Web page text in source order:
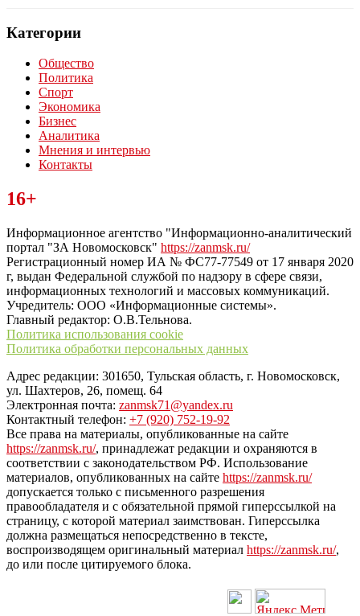
Категории
Общество
Политика
Спорт
Экономика
Бизнес
Аналитика
Мнения и интервью
Контакты
Читайте последние новости дня в Тульской области на сайте
“ЗаНовомосковск”
16+
Информационное агентство "Информационно-аналитический
портал "ЗА Новомосковск" https://zanmsk.ru/
Регистрационный номер ИА № ФС77-77549 от 17 января 2020
г, выдан Федеральной службой по надзору в сфере связи,
информационных технологий и массовых коммуникаций.
Учредитель: ООО «Информационные системы».
Главный редактор: О.В.Тельнова.
Политика использования cookie
Политика обработки персональных данных
Адрес редакции: 301650, Тульская область, г. Новомосковск,
ул. Шахтеров, 26, помещ. 64
Электронная почта: zanmsk71@yandex.ru
Контактный телефон: +7 (920) 752-19-92
Все права на материалы, опубликованные на сайте
https://zanmsk.ru/, принадлежат редакции и охраняются в
соответствии с законодательством РФ. Использование
материалов, опубликованных на сайте https://zanmsk.ru/
допускается только с письменного разрешения
правообладателя и с обязательной прямой гиперссылкой на
страницу, с которой материал заимствован. Гиперссылка
должна размещаться непосредственно в тексте,
воспроизводящем оригинальный материал https://zanmsk.ru/,
до или после цитируемого блока.